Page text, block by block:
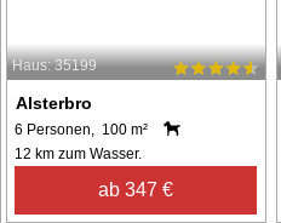
Haus: 35199
Alsterbro
6 Personen, 100 m²
12 km zum Wasser.
ab 347 €